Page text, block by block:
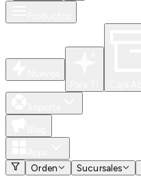
Orden
Sucursales